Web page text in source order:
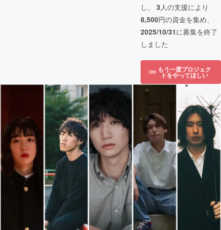
し、 3人の支援により
8,500円の資金を集め、
2025/10/31に募集を終了
しました
もう一度プロジェク
トをやってほしい